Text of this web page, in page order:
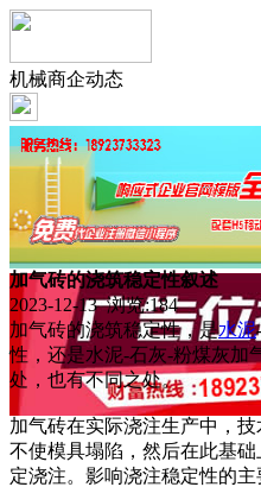
机械商企动态
加气砖的浇筑稳定性叙述
2023-12-13 浏览:184
加气砖的浇筑稳定性，是水泥-
性，还是水泥-石灰-粉煤灰加
处，也有不同之处。
加气砖在实际浇注生产中，
不使模具塌陷，然后在此基
定浇注。影响浇注稳定性的